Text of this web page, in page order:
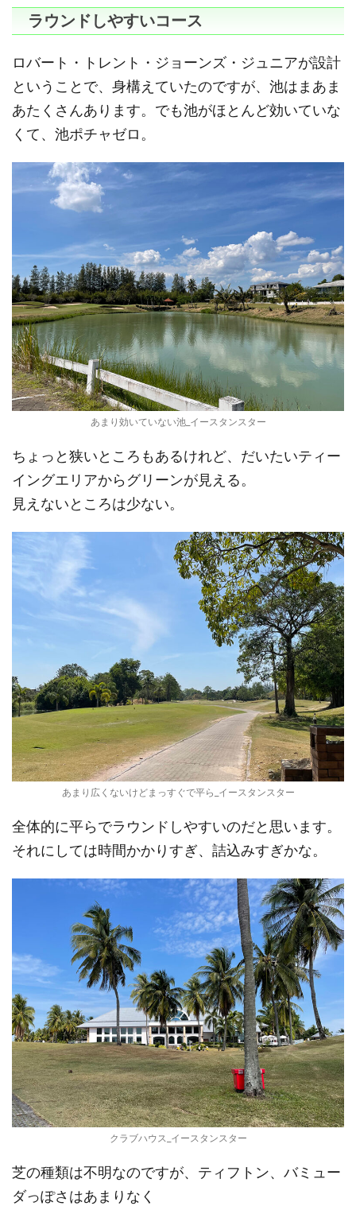
ラウンドしやすいコース
ロバート・トレント・ジョーンズ・ジュニアが設計
ということで、身構えていたのですが、池はまあま
あたくさんあります。でも池がほとんど効いていな
くて、池ポチャゼロ。
あまり効いていない池_イースタンスター
ちょっと狭いところもあるけれど、だいたいティー
イングエリアからグリーンが見える。
見えないところは少ない。
あまり広くないけどまっすぐで平ら_イースタンスター
全体的に平らでラウンドしやすいのだと思います。
それにしては時間かかりすぎ、詰込みすぎかな。
クラブハウス_イースタンスター
芝の種類は不明なのですが、ティフトン、バミュー
ダっぽさはあまりなく